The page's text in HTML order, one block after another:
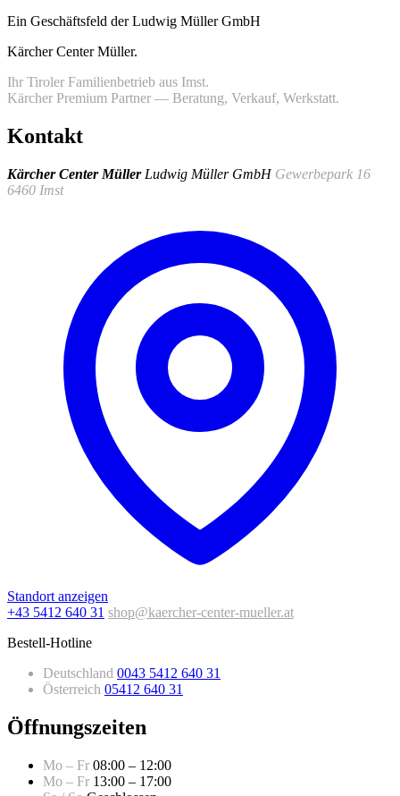
Ein Geschäftsfeld der Ludwig Müller GmbH
Kärcher Center Müller.
Ihr Tiroler Familienbetrieb aus Imst.
Kärcher Premium Partner — Beratung, Verkauf, Werkstatt.
Kontakt
Kärcher Center Müller Ludwig Müller GmbH Gewerbepark 16
6460 Imst
Standort anzeigen
+43 5412 640 31 shop@kaercher-center-mueller.at
Bestell-Hotline
Deutschland 0043 5412 640 31
Österreich 05412 640 31
Öffnungszeiten
Mo – Fr 08:00 – 12:00
Mo – Fr 13:00 – 17:00